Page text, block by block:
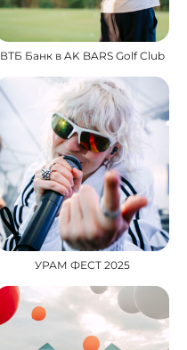
ВТБ Банк в AK BARS Golf Club
УРАМ ФЕСТ 2025